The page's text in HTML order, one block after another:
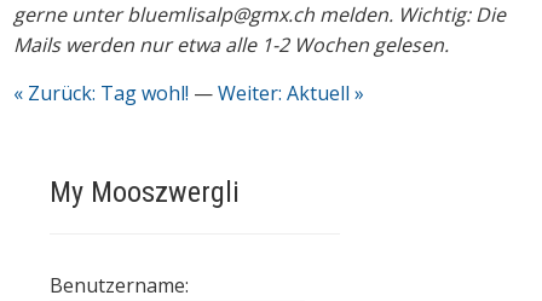
gerne unter bluemlisalp@gmx.ch melden. Wichtig: Die
Mails werden nur etwa alle 1-2 Wochen gelesen.
« Zurück: Tag wohl! —Weiter: Aktuell »
My Mooszwergli
Benutzername: